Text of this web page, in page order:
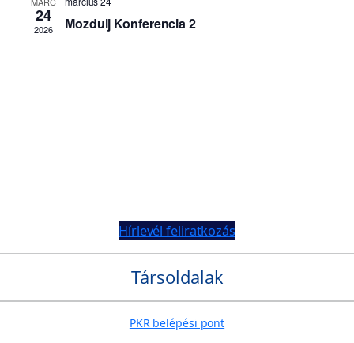
Hírlevél feliratkozás
Társoldalak
PKR belépési pont